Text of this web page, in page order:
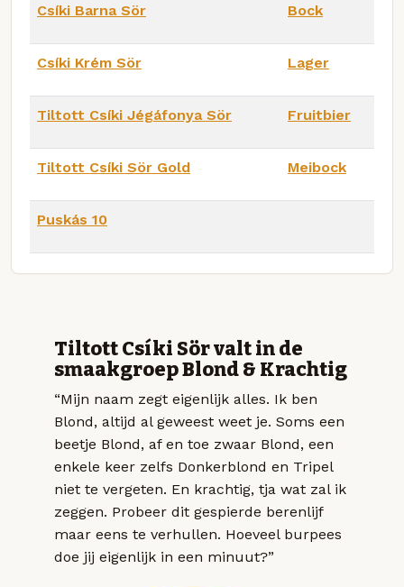
Csíki Barna Sör Bock
Csíki Krém Sör Lager
Tiltott Csíki Jégáfonya Sör Fruitbier
Tiltott Csíki Sör Gold Meibock
Puskás 10
Tiltott Csíki Sör valt in de
smaakgroep Blond & Krachtig
“Mijn naam zegt eigenlijk alles. Ik ben
Blond, altijd al geweest weet je. Soms een
beetje Blond, af en toe zwaar Blond, een
enkele keer zelfs Donkerblond en Tripel
niet te vergeten. En krachtig, tja wat zal ik
zeggen. Probeer dit gespierde berenlijf
maar eens te verhullen. Hoeveel burpees
doe jij eigenlijk in een minuut?”